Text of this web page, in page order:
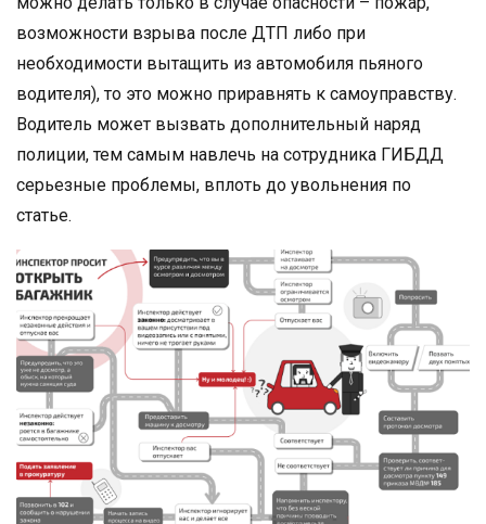
возможности взрыва после ДТП либо при
необходимости вытащить из автомобиля пьяного
водителя), то это можно приравнять к самоуправству.
Водитель может вызвать дополнительный наряд
полиции, тем самым навлечь на сотрудника ГИБДД
серьезные проблемы, вплоть до увольнения по
статье.